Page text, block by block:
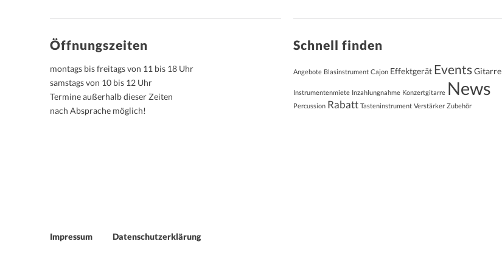
Öffnungszeiten
montags bis freitags von 11 bis 18 Uhr
samstags von 10 bis 12 Uhr
Termine außerhalb dieser Zeiten
nach Absprache möglich!
Schnell finden
Angebote Blasinstrument Cajon Effektgerät EventsGitarre
Instrumentenmiete Inzahlungnahme Konzertgitarre News
Percussion Rabatt Tasteninstrument Verstärker Zubehör
Impressum Datenschutzerklärung